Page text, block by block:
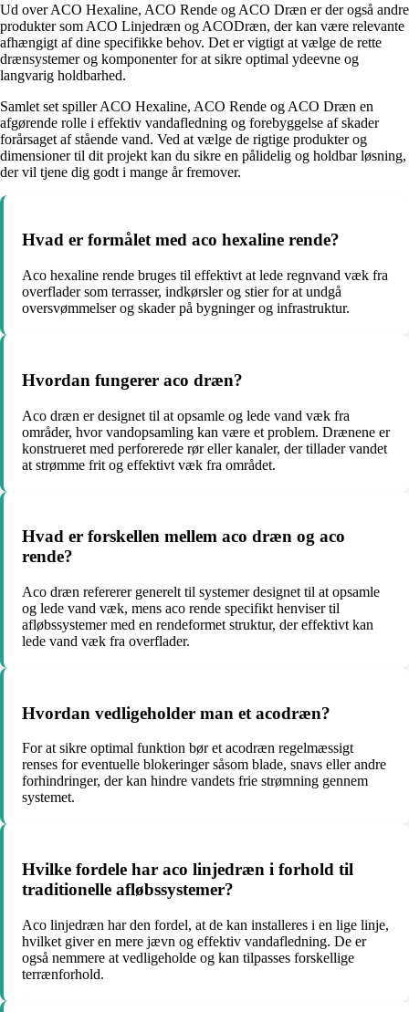
Ud over ACO Hexaline, ACO Rende og ACO Dræn er der også andre
produkter som ACO Linjedræn og ACODræn, der kan være relevante
afhængigt af dine specifikke behov. Det er vigtigt at vælge de rette
drænsystemer og komponenter for at sikre optimal ydeevne og
langvarig holdbarhed.
Samlet set spiller ACO Hexaline, ACO Rende og ACO Dræn en
afgørende rolle i effektiv vandafledning og forebyggelse af skader
forårsaget af stående vand. Ved at vælge de rigtige produkter og
dimensioner til dit projekt kan du sikre en pålidelig og holdbar løsning,
der vil tjene dig godt i mange år fremover.
Hvad er formålet med aco hexaline rende?
Aco hexaline rende bruges til effektivt at lede regnvand væk fra
overflader som terrasser, indkørsler og stier for at undgå
oversvømmelser og skader på bygninger og infrastruktur.
Hvordan fungerer aco dræn?
Aco dræn er designet til at opsamle og lede vand væk fra
områder, hvor vandopsamling kan være et problem. Drænene er
konstrueret med perforerede rør eller kanaler, der tillader vandet
at strømme frit og effektivt væk fra området.
Hvad er forskellen mellem aco dræn og aco
rende?
Aco dræn refererer generelt til systemer designet til at opsamle
og lede vand væk, mens aco rende specifikt henviser til
afløbssystemer med en rendeformet struktur, der effektivt kan
lede vand væk fra overflader.
Hvordan vedligeholder man et acodræn?
For at sikre optimal funktion bør et acodræn regelmæssigt
renses for eventuelle blokeringer såsom blade, snavs eller andre
forhindringer, der kan hindre vandets frie strømning gennem
systemet.
Hvilke fordele har aco linjedræn i forhold til
traditionelle afløbssystemer?
Aco linjedræn har den fordel, at de kan installeres i en lige linje,
hvilket giver en mere jævn og effektiv vandafledning. De er
også nemmere at vedligeholde og kan tilpasses forskellige
terrænforhold.